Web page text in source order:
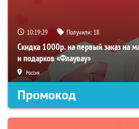
10:19:28 Получили: 18
Скидка 1000р. на первый заказ на
и подарков «Флаувау»
Россия
Промокод